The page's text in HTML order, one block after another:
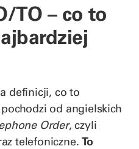
TO – co to
definicji, co to
od angielskich
Order, czyli
telefoniczne.To